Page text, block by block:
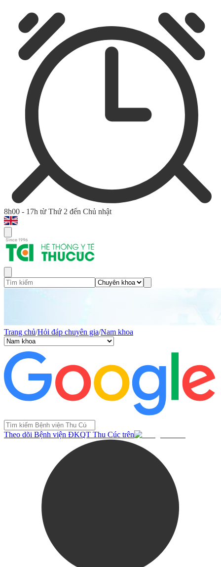
8h00 - 17h từ Thứ 2 đến Chủ nhật
Trang chủ/Hỏi đáp chuyên gia/Nam khoa
Theo dõi Bệnh viện ĐKQT Thu Cúc trên